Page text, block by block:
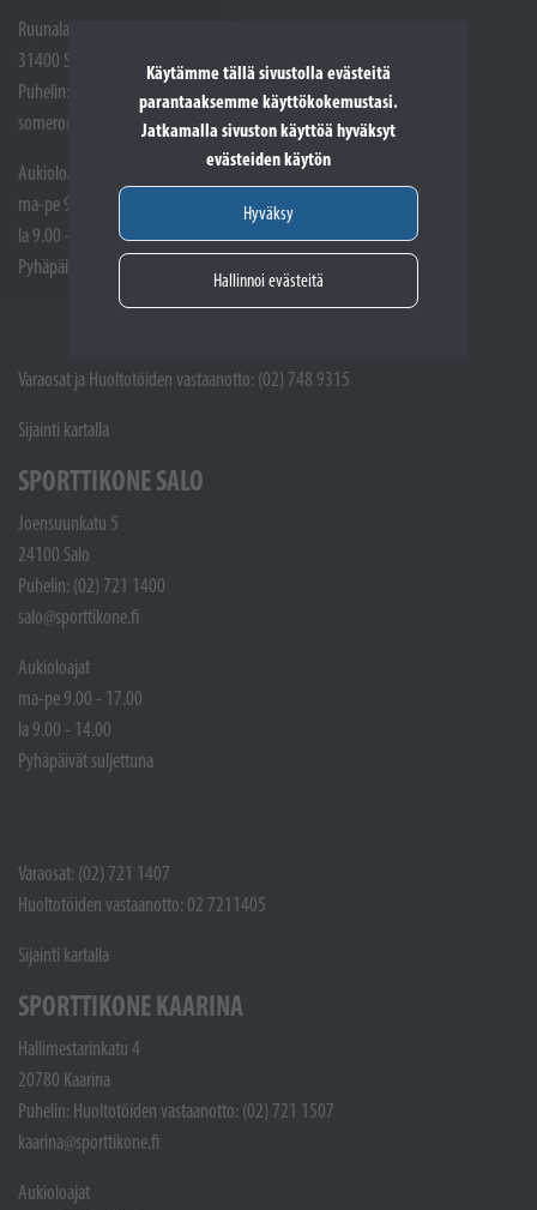
Käytämme tällä sivustolla evästeitä
parantaaksemme käyttökokemustasi.
Jatkamalla sivuston käyttöä hyväksyt
evästeiden käytön
Hyväksy
Hallinnoi evästeitä
Ruunalantie 5
31400 Somero
Puhelin: (02) 748 9300
somero@sporttikone.fi
Aukioloajat
ma-pe 9.00 - 17.00
la 9.00 - 14.00
Pyhäpäivät suljettuna
Varaosat ja Huoltotöiden vastaanotto: (02) 748 9315
Sijainti kartalla
SPORTTIKONE SALO
Joensuunkatu 5
24100 Salo
Puhelin: (02) 721 1400
salo@sporttikone.fi
Aukioloajat
ma-pe 9.00 - 17.00
la 9.00 - 14.00
Pyhäpäivät suljettuna
Varaosat: (02) 721 1407
Huoltotöiden vastaanotto: 02 7211405
Sijainti kartalla
SPORTTIKONE KAARINA
Hallimestarinkatu 4
20780 Kaarina
Puhelin: Huoltotöiden vastaanotto: (02) 721 1507
kaarina@sporttikone.fi
Aukioloajat